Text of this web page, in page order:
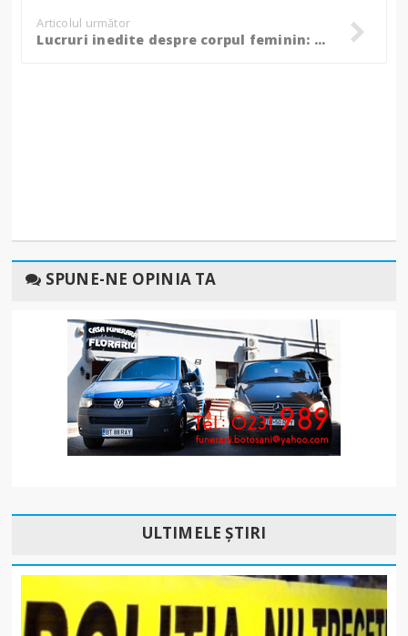
Articolul următor
Lucruri inedite despre corpul feminin: sâni asimetrici şi gâtul mai flexibil decât cel al bărbaţilor
SPUNE-NE OPINIA TA
ULTIMELE ȘTIRI